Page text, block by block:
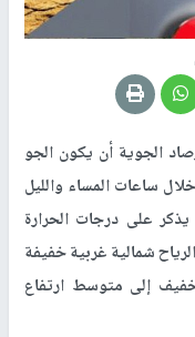
الجوية أن يكون الجو
ساعات المساء والليل
على درجات الحرارة
شمالية غربية خفيفة
إلى متوسط ارتفاع